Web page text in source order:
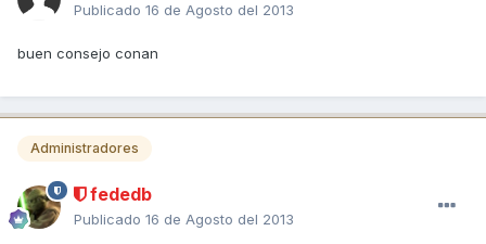
Publicado 16 de Agosto del 2013
buen consejo conan
Administradores
fededb
Publicado 16 de Agosto del 2013